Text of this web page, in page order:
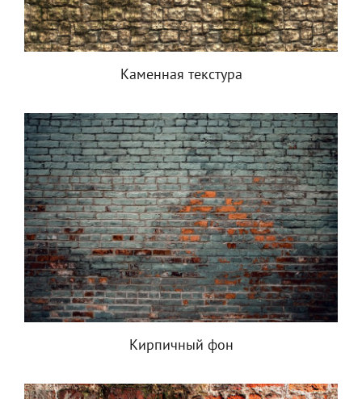
Каменная текстура
Кирпичный фон